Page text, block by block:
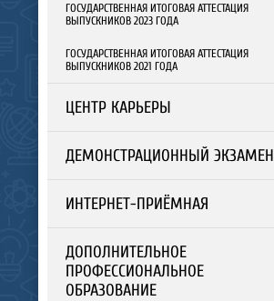
ГОСУДАРСТВЕННАЯ ИТОГОВАЯ АТТЕСТАЦИЯ
ВЫПУСКНИКОВ 2023 ГОДА
ГОСУДАРСТВЕННАЯ ИТОГОВАЯ АТТЕСТАЦИЯ
ВЫПУСКНИКОВ 2021 ГОДА
ЦЕНТР КАРЬЕРЫ
ДЕМОНСТРАЦИОННЫЙ ЭКЗАМЕН
ИНТЕРНЕТ-ПРИЁМНАЯ
ДОПОЛНИТЕЛЬНОЕ
ПРОФЕССИОНАЛЬНОЕ
ОБРАЗОВАНИЕ